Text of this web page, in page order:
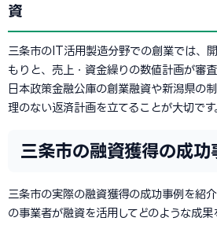
資
三条市のIT活用製造分野での創業では、
もりと、売上・資金繰りの数値計画が審査
日本政策金融公庫の創業融資や新潟県の
理のない返済計画を立てることが大切です
三条市の融資獲得の成功
三条市の実際の融資獲得の成功事例を紹
の事業者が融資を活用してどのような成